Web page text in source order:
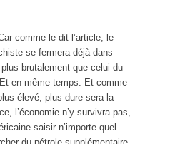
comme le dit l’article, le
se fermera déjà dans
brutalement que celui du
en même temps. Et comme
élevé, plus dure sera la
l’économie n’y survivra pas,
saisir n’importe quel